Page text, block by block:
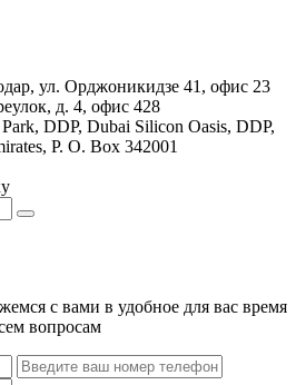
ул. Орджоникидзе 41, офис 23
д. 4, офис 428
DDP, Dubai Silicon Oasis, DDP,
P. O. Box 342001
с вами в удобное для вас время
вопросам